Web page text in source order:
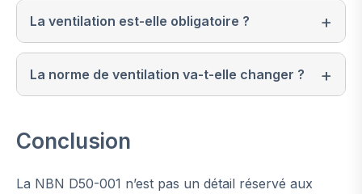
La ventilation est-elle obligatoire ?
La norme de ventilation va-t-elle changer ?
Conclusion
La NBN D50-001 n’est pas un détail réservé aux